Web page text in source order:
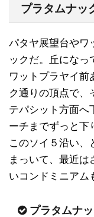
プラタムナッ
パタヤ展望台やワ
ックだ。丘になっ
ワットプラヤイ前
ク通りの頂点で、
テパシット方面へ
ーチまでずっと下
このソイ５沿い、
まっいて、最近は
いコンドミニアム
プラタムナ